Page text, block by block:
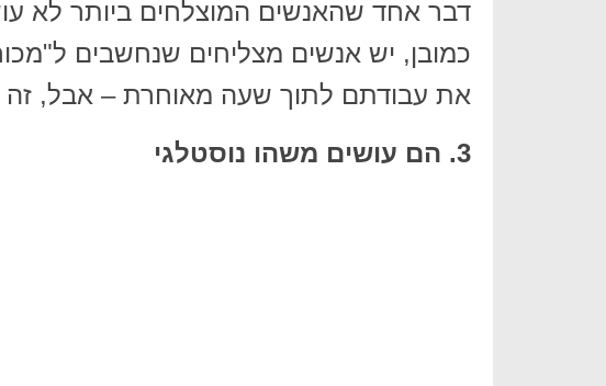
דבר אחד שהאנשים המוצלחים ביותר לא
כמובן, יש אנשים מצליחים שנחשבים
את עבודתם לתוך שעה מאוחרת – אבל, זה
3. הם עושים משהו נוסטלגי